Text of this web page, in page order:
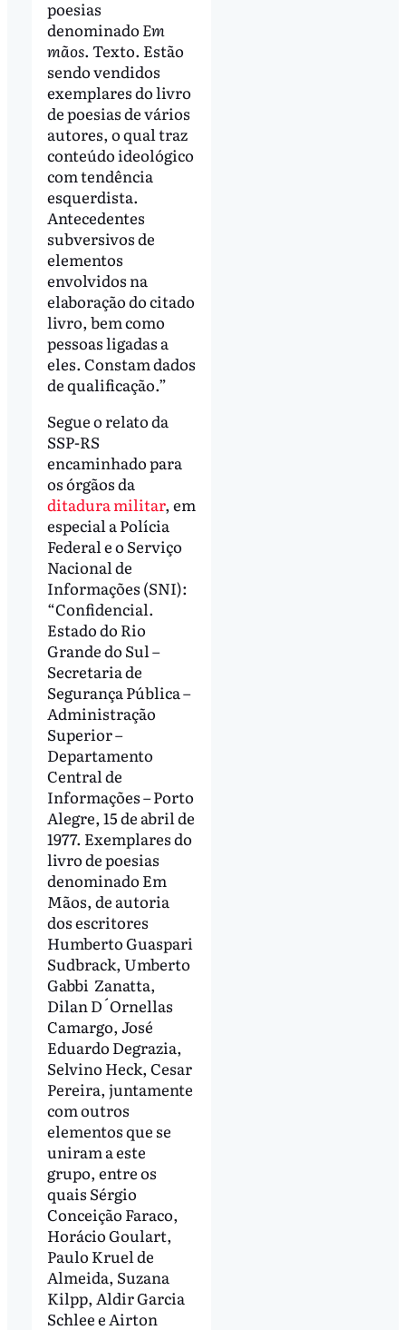
poesias
denominado Em
mãos. Texto. Estão
sendo vendidos
exemplares do livro
de poesias de vários
autores, o qual traz
conteúdo ideológico
com tendência
esquerdista.
Antecedentes
subversivos de
elementos
envolvidos na
elaboração do citado
livro, bem como
pessoas ligadas a
eles. Constam dados
de qualificação.”
Segue o relato da
SSP-RS
encaminhado para
os órgãos da
ditadura militar, em
especial a Polícia
Federal e o Serviço
Nacional de
Informações (SNI):
“Confidencial.
Estado do Rio
Grande do Sul –
Secretaria de
Segurança Pública –
Administração
Superior –
Departamento
Central de
Informações – Porto
Alegre, 15 de abril de
1977. Exemplares do
livro de poesias
denominado Em
Mãos, de autoria
dos escritores
Humberto Guaspari
Sudbrack, Umberto
Gabbi Zanatta,
Dilan D´Ornellas
Camargo, José
Eduardo Degrazia,
Selvino Heck, Cesar
Pereira, juntamente
com outros
elementos que se
uniram a este
grupo, entre os
quais Sérgio
Conceição Faraco,
Horácio Goulart,
Paulo Kruel de
Almeida, Suzana
Kilpp, Aldir Garcia
Schlee e Airton